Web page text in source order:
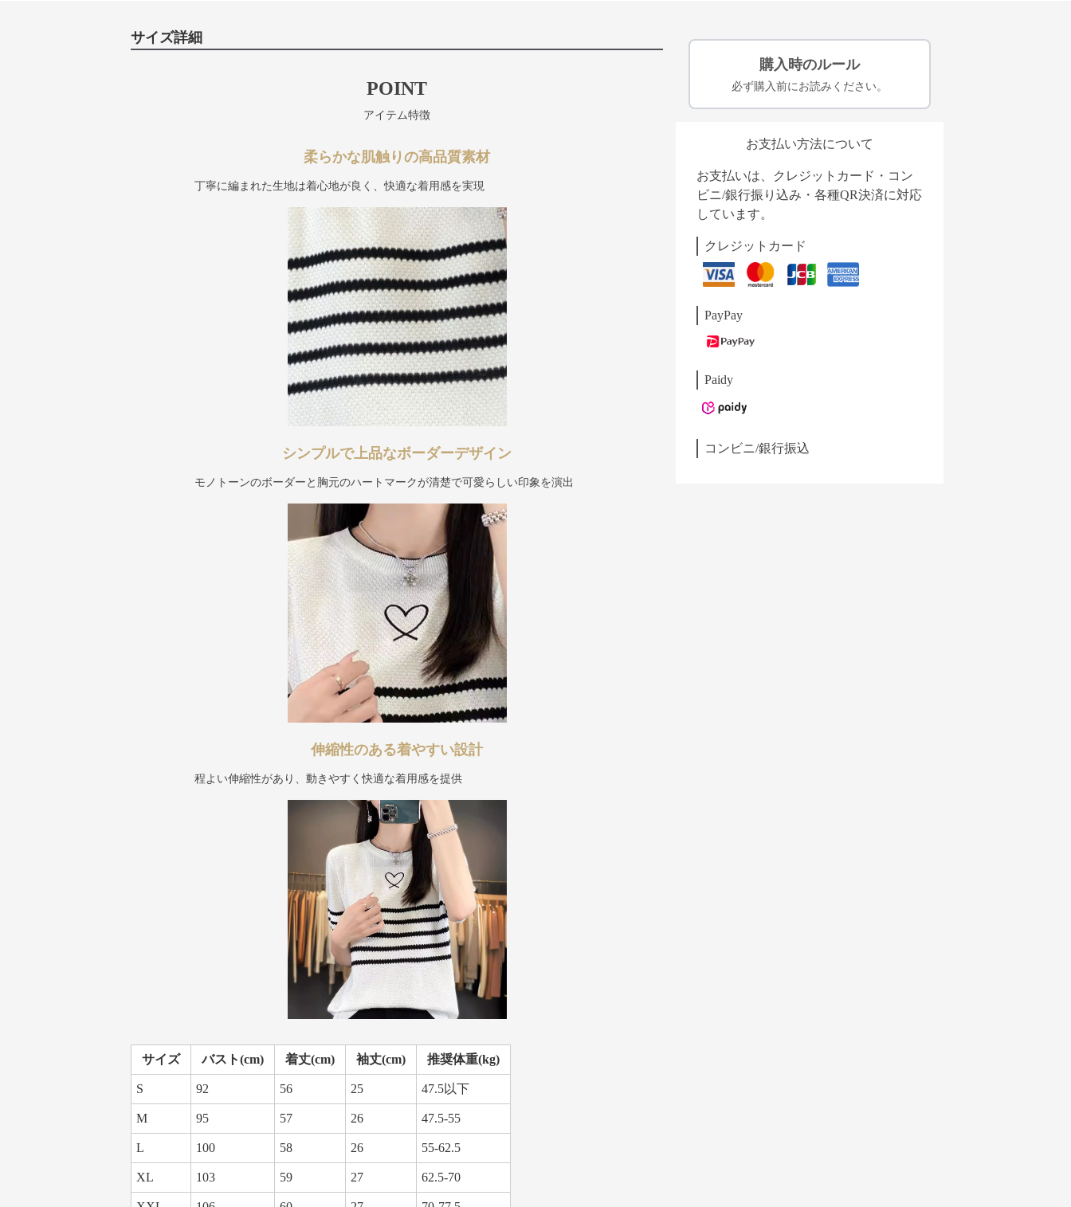
サイズ詳細
POINT
アイテム特徴
柔らかな肌触りの高品質素材
丁寧に編まれた生地は着心地が良く、快適な着用感を実現
シンプルで上品なボーダーデザイン
モノトーンのボーダーと胸元のハートマークが清楚で可愛らしい印象を演出
伸縮性のある着やすい設計
程よい伸縮性があり、動きやすく快適な着用感を提供
サイズ バスト(cm) 着丈(cm) 袖丈(cm) 推奨体重(kg)
S 92 56 25 47.5以下
M 95 57 26 47.5-55
L 100 58 26 55-62.5
XL 103 59 27 62.5-70
購入時のルール
必ず購入前にお読みください。
お支払い方法について
お支払いは、クレジットカード・コン
ビニ/銀行振り込み・各種QR決済に対応
しています。
クレジットカード
PayPay
Paidy
コンビニ/銀行振込